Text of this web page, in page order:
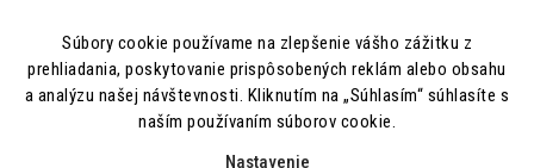
Súbory cookie používame na zlepšenie vášho zážitku z
prehliadania, poskytovanie prispôsobených reklám alebo obsahu
a analýzu našej návštevnosti. Kliknutím na „Súhlasím“ súhlasíte s
naším používaním súborov cookie.
Nastavenie
REKLAMÁCIA A ODSTÚPENIE OD ZMLUVY